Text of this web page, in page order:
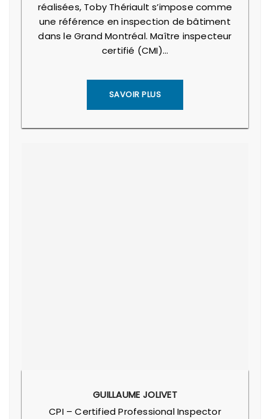
réalisées, Toby Thériault s’impose comme
une référence en inspection de bâtiment
dans le Grand Montréal. Maître inspecteur
certifié (CMI)…
SAVOIR PLUS
GUILLAUME JOLIVET
CPI – Certified Professional Inspector